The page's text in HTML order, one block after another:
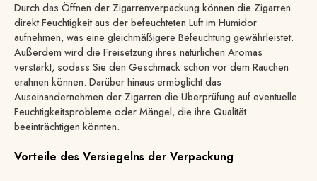
Durch das Öffnen der Zigarrenverpackung können die Zigarren
direkt Feuchtigkeit aus der befeuchteten Luft im Humidor
aufnehmen, was eine gleichmäßigere Befeuchtung gewährleistet.
Außerdem wird die Freisetzung ihres natürlichen Aromas
verstärkt, sodass Sie den Geschmack schon vor dem Rauchen
erahnen können. Darüber hinaus ermöglicht das
Auseinandernehmen der Zigarren die Überprüfung auf eventuelle
Feuchtigkeitsprobleme oder Mängel, die ihre Qualität
beeinträchtigen könnten.
Vorteile des Versiegelns der Verpackung